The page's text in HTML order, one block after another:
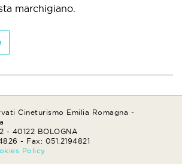
marchigiano.
Cineturismo Emilia Romagna -
- 40122 BOLOGNA
- Fax: 051.2194821
Policy